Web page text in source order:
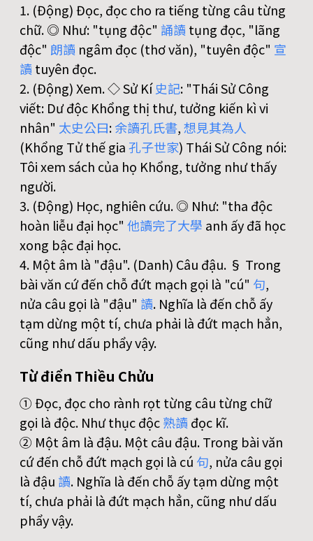
1. (Động) Đọc, đọc cho ra tiếng từng câu từng
chữ. ◎ Như: "tụng độc" 誦讀 tụng đọc, "lãng
độc" 朗讀 ngâm đọc (thơ văn), "tuyên độc" 宣
讀 tuyên đọc.
2. (Động) Xem. ◇ Sử Kí史記: "Thái Sử Công
viết: Dư độc Khổng thị thư, tưởng kiến kì vi
nhân" 太史公曰:余讀孔氏書,想見其為人
(Khổng Tử thế gia孔子世家) Thái Sử Công nói:
Tôi xem sách của họ Khổng, tưởng như thấy
người.
3. (Động) Học, nghiên cứu. ◎ Như: "tha độc
hoàn liễu đại học" 他讀完了大學 anh ấy đã học
xong bậc đại học.
4. Một âm là "đậu". (Danh) Câu đậu. § Trong
bài văn cứ đến chỗ đứt mạch gọi là "cú" 句,
nửa câu gọi là "đậu" 讀. Nghĩa là đến chỗ ấy
tạm dừng một tí, chưa phải là đứt mạch hẳn,
cũng như dấu phẩy vậy.
Từ điển Thiều Chửu
① Đọc, đọc cho rành rọt từng câu từng chữ
gọi là độc. Như thục độc熟讀 đọc kĩ.
② Một âm là đậu. Một câu đậu. Trong bài văn
cứ đến chỗ đứt mạch gọi là cú 句, nửa câu gọi
là đậu 讀. Nghĩa là đến chỗ ấy tạm dừng một
tí, chưa phải là đứt mạch hẳn, cũng như dấu
phẩy vậy.